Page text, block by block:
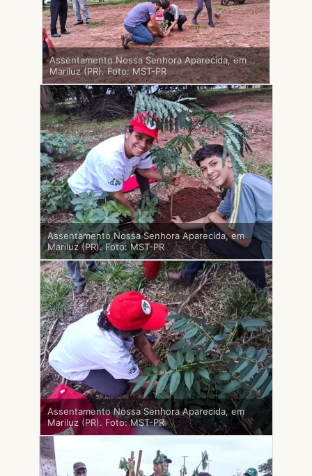
Assentamento Nossa Senhora Aparecida, em
Mariluz (PR). Foto: MST-PR
Assentamento Nossa Senhora Aparecida, em
Mariluz (PR). Foto: MST-PR
Assentamento Nossa Senhora Aparecida, em
Mariluz (PR). Foto: MST-PR